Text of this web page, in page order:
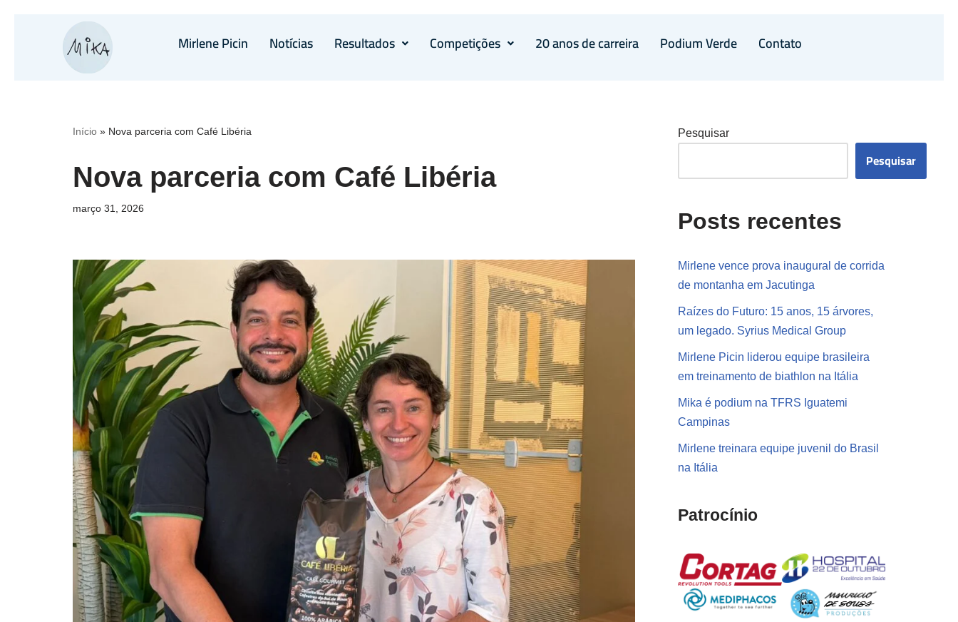
Mirlene Picin Notícias Resultados Competições 20 anos de carreira Podium Verde Contato
Início » Nova parceria com Café Libéria
Nova parceria com Café Libéria
março 31, 2026
Pesquisar
Pesquisar
Posts recentes
Mirlene vence prova inaugural de corrida
de montanha em Jacutinga
Raízes do Futuro: 15 anos, 15 árvores,
um legado. Syrius Medical Group
Mirlene Picin liderou equipe brasileira
em treinamento de biathlon na Itália
Mika é podium na TFRS Iguatemi
Campinas
Mirlene treinara equipe juvenil do Brasil
na Itália
Patrocínio